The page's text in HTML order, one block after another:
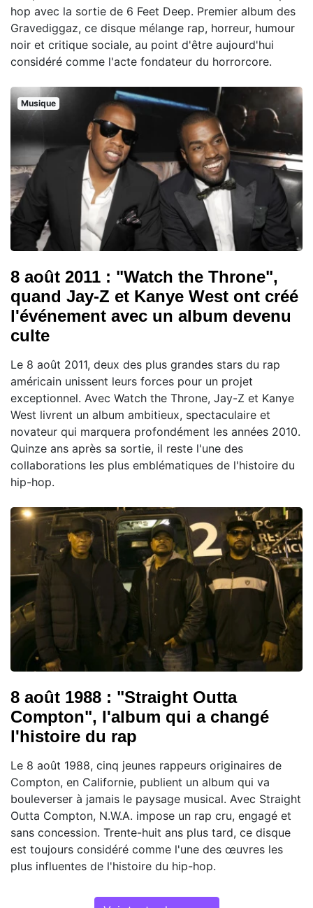
hop avec la sortie de 6 Feet Deep. Premier album des
Gravediggaz, ce disque mélange rap, horreur, humour
noir et critique sociale, au point d'être aujourd'hui
considéré comme l'acte fondateur du horrorcore.
Musique
8 août 2011 : "Watch the Throne",
quand Jay-Z et Kanye West ont créé
l'événement avec un album devenu
culte
Le 8 août 2011, deux des plus grandes stars du rap
américain unissent leurs forces pour un projet
exceptionnel. Avec Watch the Throne, Jay-Z et Kanye
West livrent un album ambitieux, spectaculaire et
novateur qui marquera profondément les années 2010.
Quinze ans après sa sortie, il reste l'une des
collaborations les plus emblématiques de l'histoire du
hip-hop.
8 août 1988 : "Straight Outta
Compton", l'album qui a changé
l'histoire du rap
Le 8 août 1988, cinq jeunes rappeurs originaires de
Compton, en Californie, publient un album qui va
bouleverser à jamais le paysage musical. Avec Straight
Outta Compton, N.W.A. impose un rap cru, engagé et
sans concession. Trente-huit ans plus tard, ce disque
est toujours considéré comme l'une des œuvres les
plus influentes de l'histoire du hip-hop.